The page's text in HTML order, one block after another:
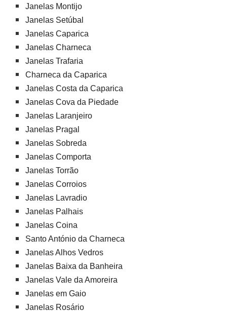
Janelas Montijo
Janelas Setúbal
Janelas Caparica
Janelas Charneca
Janelas Trafaria
Charneca da Caparica
Janelas Costa da Caparica
Janelas Cova da Piedade
Janelas Laranjeiro
Janelas Pragal
Janelas Sobreda
Janelas Comporta
Janelas Torrão
Janelas Corroios
Janelas Lavradio
Janelas Palhais
Janelas Coina
Santo António da Charneca
Janelas Alhos Vedros
Janelas Baixa da Banheira
Janelas Vale da Amoreira
Janelas em Gaio
Janelas Rosário